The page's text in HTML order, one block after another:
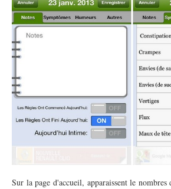
Sur la page d'accueil, apparaissent le